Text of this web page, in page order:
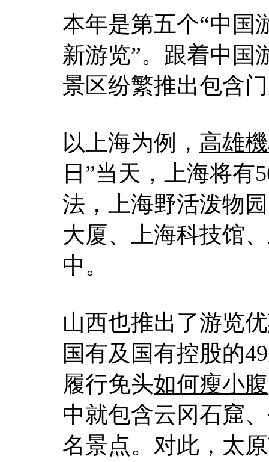
本年是第五个“中国
新游览”。跟着中国
景区纷繁推出包含
以上海为例， 高雄
日”当天，上海将有
法，上海野活泼物
大厦、上海科技馆
中。
山西也推出了游览
国有及国有控股的
履行免头如何瘦小腹
中就包含云冈石窟
名景点。对此，太